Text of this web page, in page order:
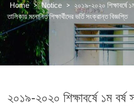
Home > Notice > ২০১৯-২০২০ শিক্ষাবর্ষে
তালিকায় মনোনিত শিক্ষার্থীদের ভর্তি সংক্রান্ত বিজ্ঞপ্তি
২০১৯-২০২০ শিক্ষাবর্ষে ১ম